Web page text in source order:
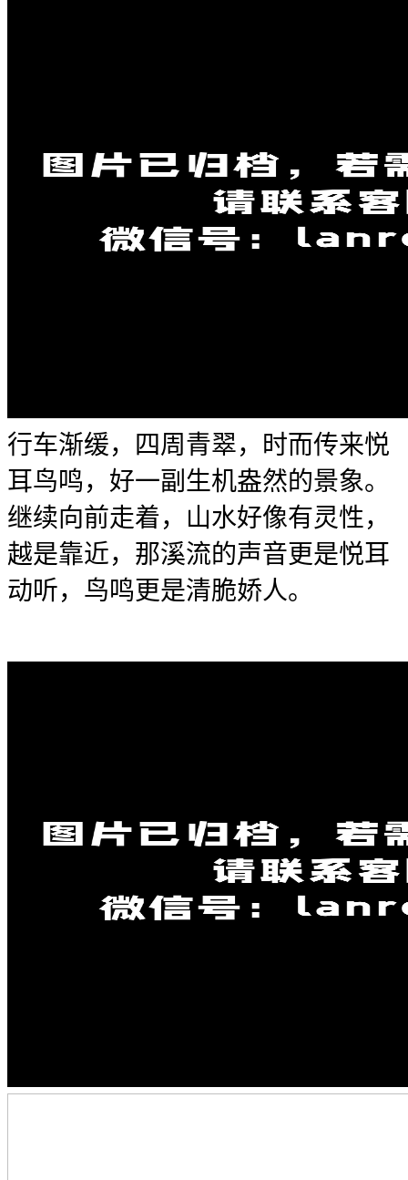
行车渐缓，四周青翠，时而传来悦
耳鸟鸣，好一副生机盎然的景象。
继续向前走着，山水好像有灵性，
越是靠近，那溪流的声音更是悦耳
动听，鸟鸣更是清脆娇人。